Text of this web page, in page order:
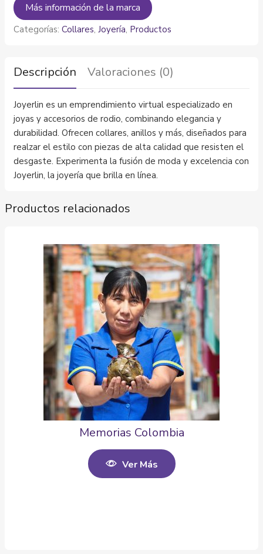
Más información de la marca
Categorías: Collares, Joyería, Productos
Descripción Valoraciones (0)
Joyerlin es un emprendimiento virtual especializado en
joyas y accesorios de rodio, combinando elegancia y
durabilidad. Ofrecen collares, anillos y más, diseñados para
realzar el estilo con piezas de alta calidad que resisten el
desgaste. Experimenta la fusión de moda y excelencia con
Joyerlin, la joyería que brilla en línea.
Productos relacionados
Memorias Colombia
Ver Más